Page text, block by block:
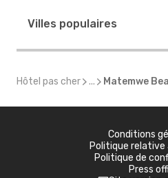
Villes populaires
Hôtel pas cher ... Matemwe
Conditions
Politique relative
Politique de
Press